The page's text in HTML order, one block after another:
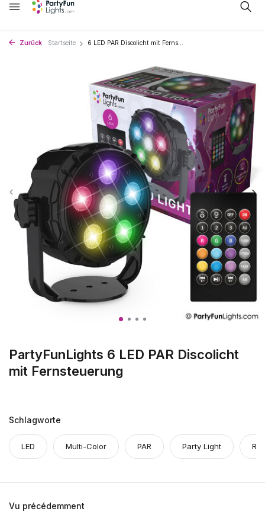
Zurück Startseite 6 LED PAR Discolicht mit Ferns...
PartyFunLights 6 LED PAR Discolicht
mit Fernsteuerung
Schlagworte
LED Multi-Color PAR Party Light
Vu précédemment